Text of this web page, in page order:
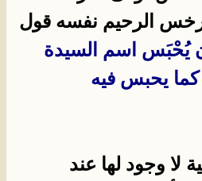
الرحيم نفسه قول
يُحْبَس اسم السيدة
كما يحبس فيه
لا وجود لها عند